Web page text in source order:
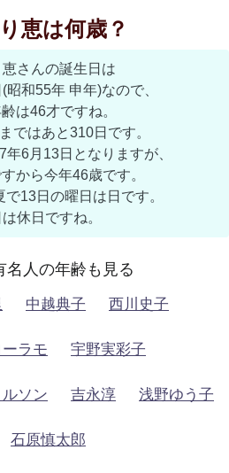
恵は何歳？
さんの誕生日は
和55年 申年)なので、
は46才ですね。
ではあと310日です。
6月13日となりますが、
から今年46歳です。
13日の曜日は日です。
休日ですね。
名人の年齢も見る
中越典子 西川史子
ーラモ 宇野実彩子
ソン 吉永淳 浅野ゆう子
石原慎太郎